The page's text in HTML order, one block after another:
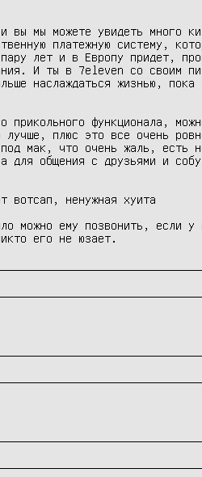
мы можете увидеть много
платежную систему,
лет и в Европу придет,
И ты в 7eleven со своим
наслаждаться жизнью, пока
прикольного функционала,
плюс это все очень
мак, что очень жаль, есть
общения с друзьями и
вотсап, ненужная хуита
можно ему позвонить, если у
его не юзает.